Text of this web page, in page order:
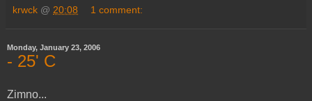
krwck @ 20:08 1 comment:
Monday, January 23, 2006
- 25' C
Zimno...